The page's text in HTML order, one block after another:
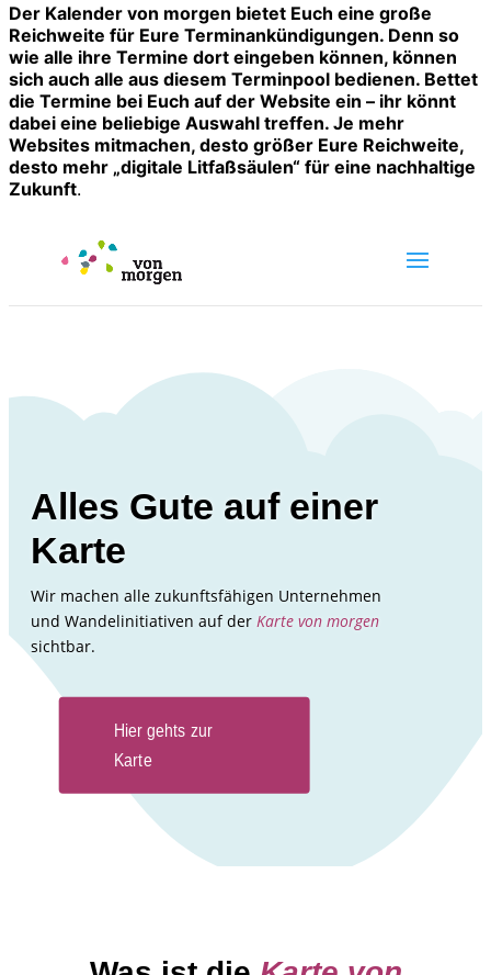
Der Kalender von morgen bietet Euch eine große
Reichweite für Eure Terminankündigungen. Denn so
wie alle ihre Termine dort eingeben können, können
sich auch alle aus diesem Terminpool bedienen. Bettet
die Termine bei Euch auf der Website ein – ihr könnt
dabei eine beliebige Auswahl treffen. Je mehr
Websites mitmachen, desto größer Eure Reichweite,
desto mehr „digitale Litfaßsäulen“ für eine nachhaltige
Zukunft.